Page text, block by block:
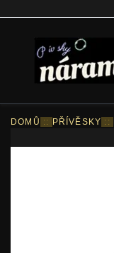
DOMŮ :: PŘÍVĚSKY ::